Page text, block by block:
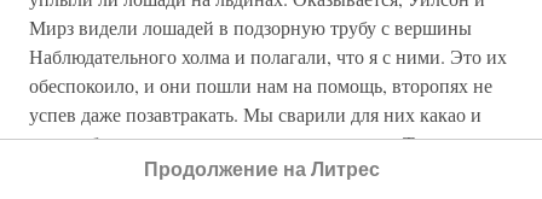
Мирз видели лошадей в подзорную трубу с вершины
Наблюдательного холма и полагали, что я с ними. Это их
обеспокоило, и они пошли нам на помощь, второпях не
успев даже позавтракать. Мы сварили для них какао и
стали обсуждать свое печальное положение. Только они
напились какао, как Уилсон заметил фигуру человека,
Продолжение на Литрес